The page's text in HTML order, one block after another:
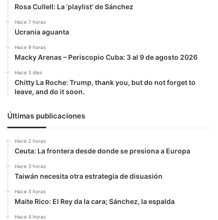
Rosa Cullell: La ‘playlist’ de Sánchez
Hace 7 horas
Ucrania aguanta
Hace 9 horas
Macky Arenas – Periscopio Cuba: 3 al 9 de agosto 2026
Hace 3 días
Chitty La Roche: Trump, thank you, but do not forget to
leave, and do it soon.
Últimas publicaciones
Hace 2 horas
Ceuta: La frontera desde donde se presiona a Europa
Hace 3 horas
Taiwán necesita otra estrategia de disuasión
Hace 3 horas
Maite Rico: El Rey da la cara; Sánchez, la espalda
Hace 4 horas